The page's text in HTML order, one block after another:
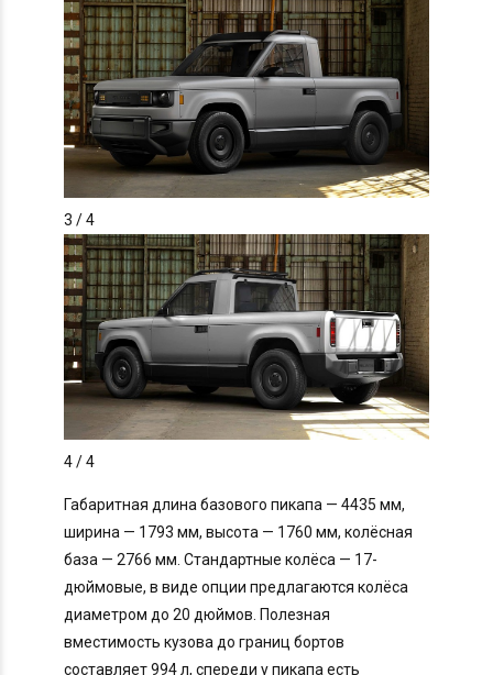
3 / 4
4/ 4
Габаритная длина базового пикапа — 4435 мм,
ширина — 1793 мм, высота — 1760 мм, колёсная
база — 2766 мм. Стандартные колёса — 17-
дюймовые, в виде опции предлагаются колёса
диаметром до 20 дюймов. Полезная
вместимость кузова до границ бортов
составляет 994 л, спереди у пикапа есть